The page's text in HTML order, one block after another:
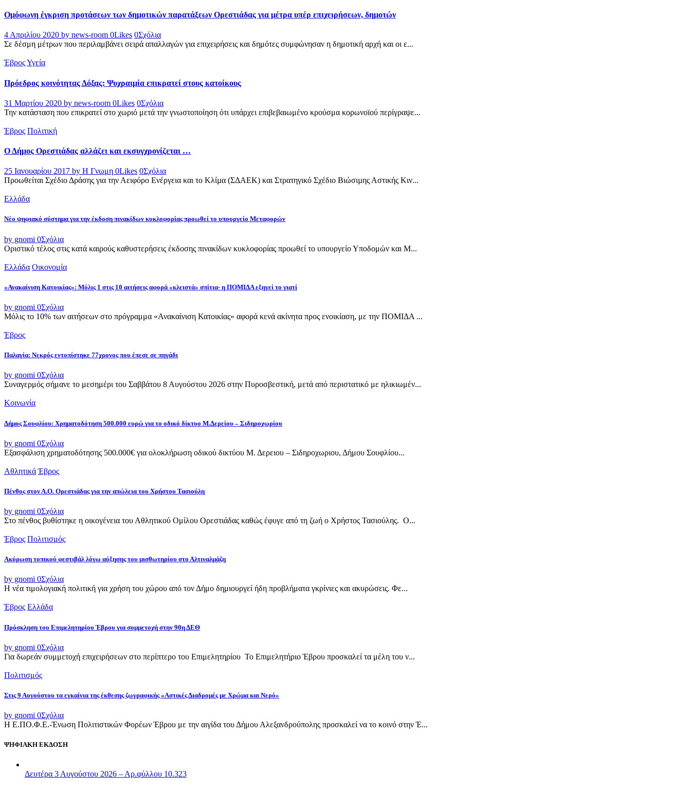
Ομόφωνη έγκριση προτάσεων των δημοτικών παρατάξεων Ορεστιάδας για μέτρα υπέρ επιχειρήσεων, δημοτών
4 Απριλίου 2020 by news-room 0Likes 0Σχόλια
Σε δέσμη μέτρων που περιλαμβάνει σειρά απαλλαγών για επιχειρήσεις και δημότες συμφώνησαν η δημοτική αρχή και οι ε...
ΈβροςΥγεία
Πρόεδρος κοινότητας Δόξας: Ψυχραιμία επικρατεί στους κατοίκους
31 Μαρτίου 2020 by news-room 0Likes 0Σχόλια
Την κατάσταση που επικρατεί στο χωριό μετά την γνωστοποίηση ότι υπάρχει επιβεβαιωμένο κρούσμα κορωνοϊού περίγραψε...
Έβρος Πολιτική
Ο Δήμος Ορεστιάδας αλλάζει και εκσυγχρονίζεται …
25 Ιανουαρίου 2017 by Η Γνωμη 0Likes 0Σχόλια
Προωθείται Σχέδιο Δράσης για την Αειφόρο Ενέργεια και το Κλίµα (ΣΔΑΕΚ) και Στρατηγικό Σχέδιο Βιώσιµης Αστικής Κιν...
Ελλάδα
Νέο ψηφιακό σύστημα για την έκδοση πινακίδων κυκλοφορίας προωθεί το υπουργείο Μεταφορών
by gnomi 0Σχόλια
Οριστικό τέλος στις κατά καιρούς καθυστερήσεις έκδοσης πινακίδων κυκλοφορίας προωθεί το υπουργείο Υποδομών και Μ...
Ελλάδα Οικονομία
«Ανακαίνιση Κατοικίας»: Μόλις 1 στις 10 αιτήσεις αφορά «κλειστά» σπίτια- η ΠΟΜΙΔΑ εξηγεί το γιατί
by gnomi 0Σχόλια
Μόλις το 10% των αιτήσεων στο πρόγραμμα «Ανακαίνιση Κατοικίας» αφορά κενά ακίνητα προς ενοικίαση, με την ΠΟΜΙΔΑ ...
Έβρος
Παλαγία: Νεκρός εντοπίστηκε 77χρονος που έπεσε σε πηγάδι
by gnomi 0Σχόλια
Συναγερμός σήμανε το μεσημέρι του Σαββάτου 8 Αυγούστου 2026 στην Πυροσβεστική, μετά από περιστατικό με ηλικιωμέν...
Κοινωνία
Δήμος Σουφλίου: Χρηματοδότηση 500.000 ευρώ για το οδικό δίκτυο Μ.Δερείου – Σιδηροχωρίου
by gnomi 0Σχόλια
Εξασφάλιση χρηματοδότησης 500.000€ για ολοκλήρωση οδικού δικτύου Μ. Δερειου – Σιδηροχωριου, Δήμου Σουφλίου...
Αθλητικά Έβρος
Πένθος στον Α.Ο. Ορεστιάδας για την απώλεια του Χρήστου Τασιούλη
by gnomi 0Σχόλια
Στο πένθος βυθίστηκε η οικογένεια του Αθλητικού Ομίλου Ορεστιάδας καθώς έφυγε από τη ζωή ο Χρήστος Τασιούλης. Ο...
Έβρος Πολιτισμός
Ακύρωση τοπικού φεστιβάλ λόγω αύξησης του μισθωτηρίου στο Αλτιναλμάζη
by gnomi 0Σχόλια
Η νέα τιμολογιακή πολιτική για χρήση του χώρου από τον Δήμο δημιουργεί ήδη προβλήματα γκρίνιες και ακυρώσεις. Φε...
Έβρος Ελλάδα
Πρόσκληση του Επιμελητηρίου Έβρου για συμμετοχή στην 90η ΔΕΘ
by gnomi 0Σχόλια
Για δωρεάν συμμετοχή επιχειρήσεων στο περίπτερο του Επιμελητηρίου Το Επιμελητήριο Έβρου προσκαλεί τα μέλη του ν...
Πολιτισμός
Στις 9 Αυγούστου τα εγκαίνια της έκθεσης ζωγραφικής «Αστικές Διαδρομές με Χρώμα και Νερό»
by gnomi 0Σχόλια
Η Ε.ΠΟ.Φ.Ε.-Ένωση Πολιτιστικών Φορέων Έβρου με την αιγίδα του Δήμου Αλεξανδρούπολης προσκαλεί να το κοινό στην Έ...
ΨΗΦΙΑΚΗ ΕΚΔΟΣΗ
Δευτέρα 3 Αυγούστου 2026 – Αρ.φύλλου 10.323